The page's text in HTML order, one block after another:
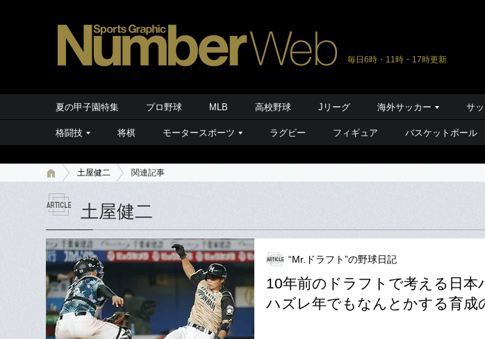
毎日6時・11時・17時更新
夏の甲子園特集 プロ野球 MLB 高校野球 Jリーグ 海外サッカー サ
格闘技 将棋 モータースポーツ ラグビー フィギュア バスケットボール
土屋健二 関連記事
土屋健二
“Mr.ドラフト”の野球日記
10年前のドラフトで考える日本
ハズレ年でもなんとかする育成